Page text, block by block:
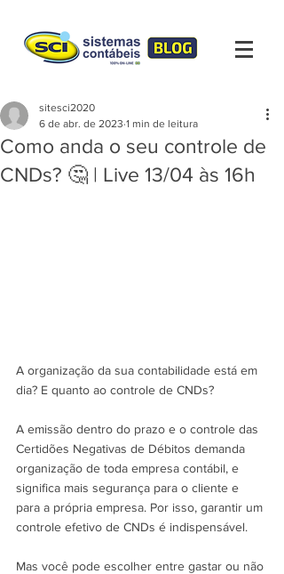
Como anda o seu controle de
CNDs? 🤔 | Live 13/04 às 16h
sitesci2020
6 de abr. de 2023 1 min de leitura
A organização da sua contabilidade está em
dia? E quanto ao controle de CNDs?
A emissão dentro do prazo e o controle das
Certidões Negativas de Débitos demanda
organização de toda empresa contábil, e
significa mais segurança para o cliente e
para a própria empresa. Por isso, garantir um
controle efetivo de CNDs é indispensável.
Mas você pode escolher entre gastar ou não